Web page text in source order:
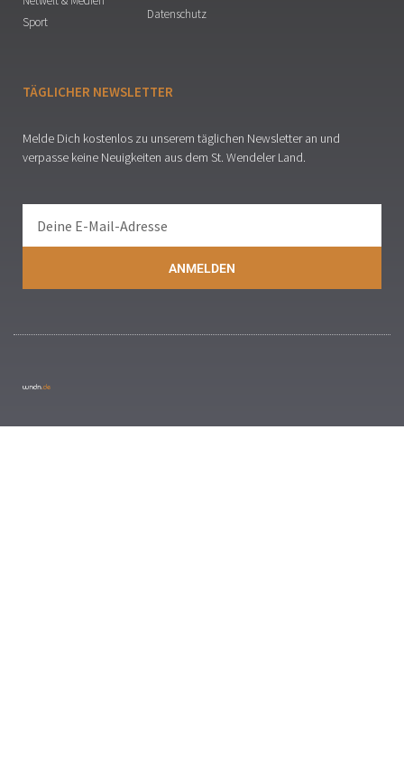
Sport
Datenschutz
TÄGLICHER NEWSLETTER
Melde Dich kostenlos zu unserem täglichen Newsletter an und
verpasse keine Neuigkeiten aus dem St. Wendeler Land.
ANMELDEN